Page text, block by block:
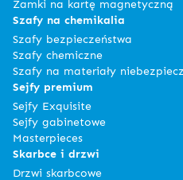
Zamki na kartę magnetyczną
Szafy na chemikalia
Szafy bezpieczeństwa
Szafy chemiczne
Szafy na materiały
Sejfy premium
Sejfy Exquisite
Sejfy gabinetowe
Masterpieces
Skarbce i drzwi
Drzwi skarbcowe